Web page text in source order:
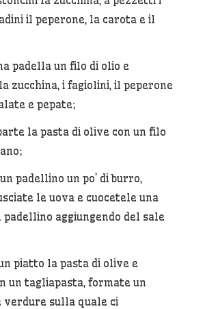
il peperone, la carota e il
padella un filo di olio e
zucchina, i fagiolini, il peperone
e pepate;
la pasta di olive con un filo
padellino un po’ di burro,
le uova e cuocetele una
aggiungendo del sale
piatto la pasta di olive e
un tagliapasta, formate un
sulla quale ci